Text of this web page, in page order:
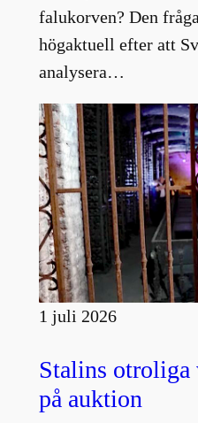
falukorven? Den
högaktuell efter att
analysera…
1 juli 2026
Stalins otroliga
på auktion